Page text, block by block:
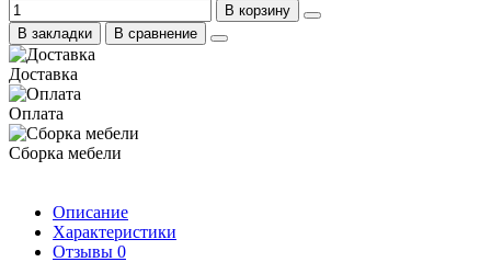
В корзину
В закладки
В сравнение
Доставка
Оплата
Сборка мебели
Описание
Характеристики
Отзывы 0